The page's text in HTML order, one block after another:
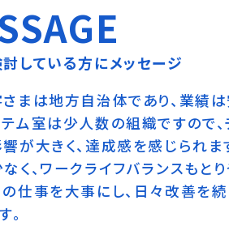
している方にメッセージ
まは地方自治体であり、業績は
ム室は少人数の組織ですので
が大きく、達成感を感じられま
く、ワークライフバランスもと
仕事を大事にし、日々改善を
。